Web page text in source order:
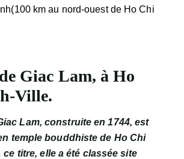
km au nord-ouest de Ho Chi
Giac Lam, à Ho
Ville.
Lam, construite en 1744, est
temple bouddhiste de Ho Chi
ce titre, elle a été classée site